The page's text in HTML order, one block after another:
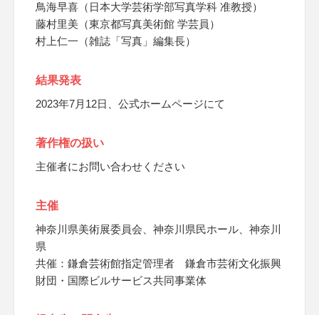
鳥海早喜（日本大学芸術学部写真学科 准教授）
藤村里美（東京都写真美術館 学芸員）
村上仁一（雑誌「写真」編集長）
結果発表
2023年7月12日、公式ホームページにて
著作権の扱い
主催者にお問い合わせください
主催
神奈川県美術展委員会、神奈川県民ホール、神奈川
県
共催：鎌倉芸術館指定管理者 鎌倉市芸術文化振興
財団・国際ビルサービス共同事業体